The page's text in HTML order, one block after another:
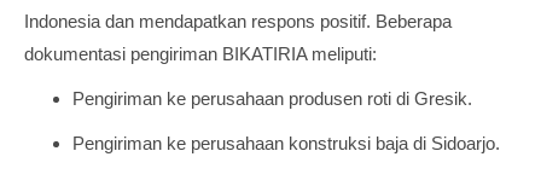
Indonesia dan mendapatkan respons positif. Beberapa
dokumentasi pengiriman BIKATIRIA meliputi:
Pengiriman ke perusahaan produsen roti di Gresik.
Pengiriman ke perusahaan konstruksi baja di Sidoarjo.